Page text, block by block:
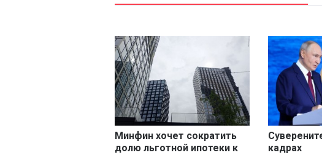
Минфин хочет сократить
долю льготной ипотеки к
кадрах